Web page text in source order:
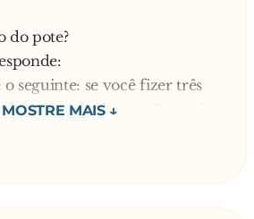
do pote?
seguinte: se você fizer três
ele com tudo dentro. Se você
uma nota de 50 dentro
missão impossível de se